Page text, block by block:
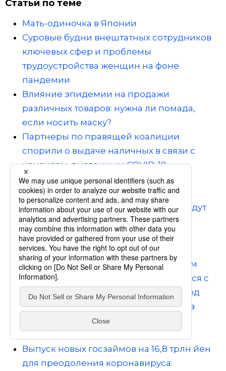
Статьи по теме
Мать-одиночка в Японии
Суровые будни внештатных сотрудников
ключевых сфер и проблемы
трудоустройства женщин на фоне
пандемии
Влияние эпидемии на продажи
различных товаров: нужна ли помада,
если носить маску?
Партнеры по правящей коалиции
спорили о выдаче наличных в связи с
кризисом, вызванным COVID-19
Депутаты Парламента Японии
утвердили закон о снижении своего
жалованья: в течение года все они будут
получать на 20% меньше
В Японии некоторые бездомные не
могут получить государственные
выплаты, связанные с коронавирусом
Иностранные рабочие, столкнувшиеся с
проблемой коронавируса, ищут выход
В Японии нуждающимся студентам, в
том числе иностранцам, а также
аспирантам выплатят до 200 000 йен
Выпуск новых госзаймов на 16,8 трлн йен
для преодоления коронавируса: